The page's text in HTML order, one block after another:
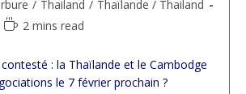
/ Thailand / Thaïlande / Thailand
Reading2 mins read
: la Thaïlande et le Cambodge
le 7 février prochain ?